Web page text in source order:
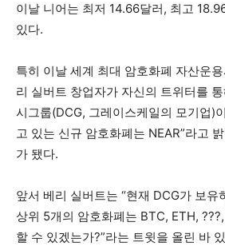
이날 니어는 최저 14.66달러, 최고
있다.
특히 이날 세계 최대 암호화폐 자산운
리 실버트 창업자가 자신의 트위터를
시그룹(DCG, 그레이스케일의 모기업)
고 있는 신규 암호화폐는 NEAR”라고
가 됐다.
앞서 베리 실버트는 “현재 DCG가 보유
상위 5개의 암호화폐는 BTC, ETH,
할 수 있겠는가?”라는 트윗을 올린 바